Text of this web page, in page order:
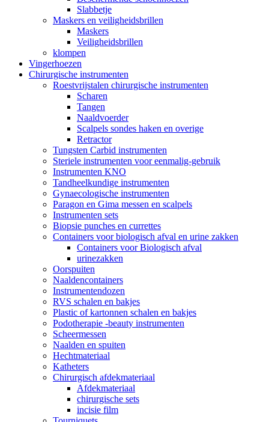
Slabbetje
Maskers en veiligheidsbrillen
Maskers
Veiligheidsbrillen
klompen
Vingerhoezen
Chirurgische instrumenten
Roestvrijstalen chirurgische instrumenten
Scharen
Tangen
Naaldvoerder
Scalpels sondes haken en overige
Retractor
Tungsten Carbid instrumenten
Steriele instrumenten voor eenmalig-gebruik
Instrumenten KNO
Tandheelkundige instrumenten
Gynaecologische instrumenten
Paragon en Gima messen en scalpels
Instrumenten sets
Biopsie punches en currettes
Containers voor biologisch afval en urine zakken
Containers voor Biologisch afval
urinezakken
Oorspuiten
Naaldencontainers
Instrumentendozen
RVS schalen en bakjes
Plastic of kartonnen schalen en bakjes
Podotherapie -beauty instrumenten
Scheermessen
Naalden en spuiten
Hechtmateriaal
Katheters
Chirurgisch afdekmateriaal
Afdekmateriaal
chirurgische sets
incisie film